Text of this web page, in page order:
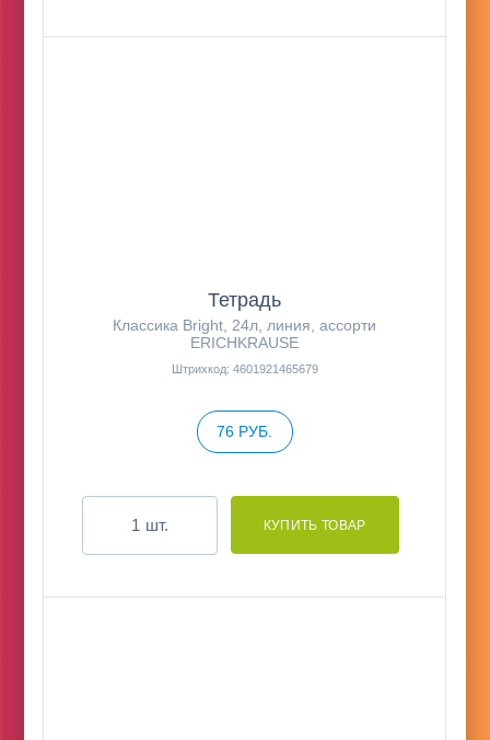
Тетрадь
Классика Bright, 24л, линия, ассорти
ERICHKRAUSE
Штрихкод: 4601921465679
76 РУБ.
шт.